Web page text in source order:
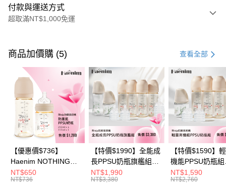
付款與運送方式
超取滿NT$1,000免運
信用卡一次付款
信用卡分期付款
3 期 0 利率 每期 NT$330 21家銀行
合作金庫商業銀行
第一商業銀行
華南商業銀行
彰化商業銀行
上海商業儲蓄銀行
台北富邦商業銀行
國泰世華商業銀行
兆豐國際商業銀行
臺灣中小企業銀行
台中商業銀行
匯豐（台灣）商業銀行
華泰商業銀行
遠東國際商業銀行
元大商業銀行
6 期 0 利率 每期NT$165 21家銀行
合作金庫商業銀行
第一商業銀行
華南商業銀行
彰化商業銀行
上海商業儲蓄銀行
台北富邦商業銀行
國泰世華商業銀行
兆豐國際商業銀行
臺灣中小企業銀行
台中商業銀行
匯豐（台灣）商業銀行
華泰商業銀行
聯邦商業銀行
超商取貨付款
LINE Pay
Apple Pay
悠遊付
商品加價購 (5) 查看全部
【優惠價$736】
Haenim NOTHING™
多合一PPSU防脹氣奶
瓶 2入組
NT$650
NT$736
【特價$1990】全能成
長PPSU奶瓶旗艦組
(PPSU奶瓶
250ml*4+玻璃奶瓶
NT$1,990
NT$3,380
【特價$1590】
機能PPSU奶瓶組
(PPSU奶瓶
250ml*4+玻璃奶
NT$1,590
NT$2,760